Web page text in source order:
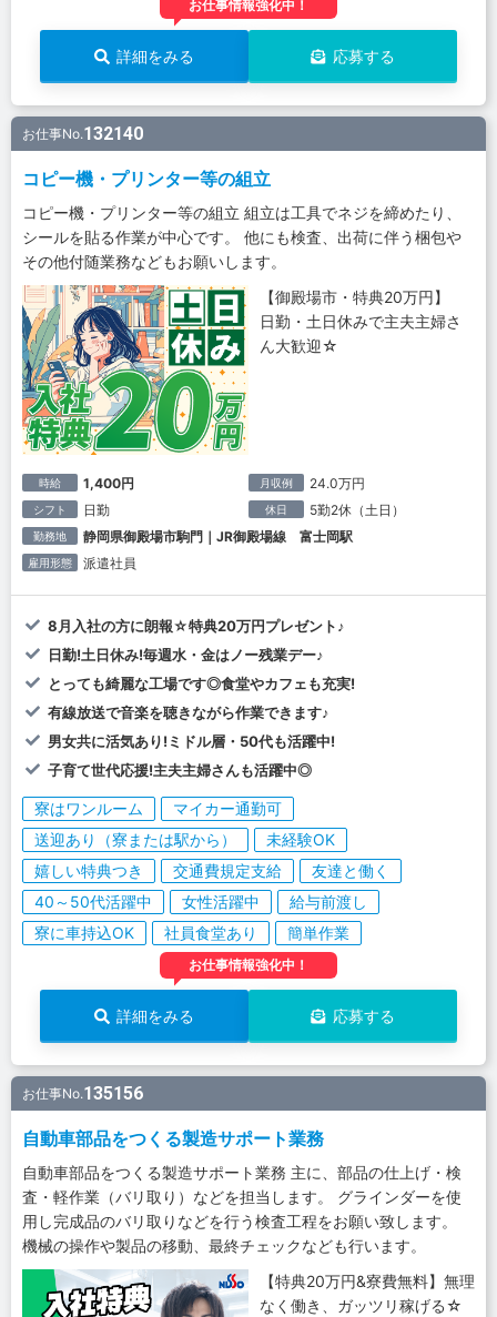
お仕事情報強化中！
詳細をみる 応募する
お仕事No.132140
コピー機・プリンター等の組立
コピー機・プリンター等の組立 組立は工具でネジを締めたり、
シールを貼る作業が中心です。 他にも検査、出荷に伴う梱包や
その他付随業務などもお願いします。
【御殿場市・特典20万円】
日勤・土日休みで主夫主婦さ
ん大歓迎☆
時給 1,400円 月収例 24.0万円
シフト 日勤 休日 5勤2休（土日）
勤務地 静岡県御殿場市駒門｜JR御殿場線 富士岡駅
雇用形態 派遣社員
8月入社の方に朗報☆特典20万円プレゼント♪
日勤!土日休み!毎週水・金はノー残業デー♪
とっても綺麗な工場です◎食堂やカフェも充実!
有線放送で音楽を聴きながら作業できます♪
男女共に活気あり!ミドル層・50代も活躍中!
子育て世代応援!主夫主婦さんも活躍中◎
寮はワンルーム
マイカー通勤可
送迎あり（寮または駅から）
未経験OK
嬉しい特典つき
交通費規定支給
友達と働く
40～50代活躍中
女性活躍中
給与前渡し
寮に車持込OK
社員食堂あり 簡単作業
お仕事情報強化中！
詳細をみる 応募する
お仕事No.135156
自動車部品をつくる製造サポート業務
自動車部品をつくる製造サポート業務 主に、部品の仕上げ・検
査・軽作業（バリ取り）などを担当します。 グラインダーを使
用し完成品のバリ取りなどを行う検査工程をお願い致します。
機械の操作や製品の移動、最終チェックなども行います。
【特典20万円&寮費無料】無理
なく働き、ガッツリ稼げる☆